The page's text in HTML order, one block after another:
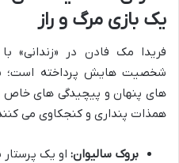
یک بازی مرگ و راز
فریدا مک فادن در
شخصیت هایش پرداخته است؛
های پنهان و پیچیدگی های خاص
همذات پنداری و کنجکاوی می
بروک سالیوان: او یک